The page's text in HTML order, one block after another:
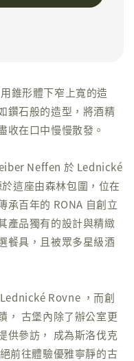
錐形體下窄上寬的造
鑽石般的造型，將酒精
收在口中慢慢散發。
Neffen 於 Lednické
這座由森林包圍，位在
承百年的 RONA 自創立
產品獨有的設計與精緻
餐具，且被眾多星級酒
Rovne ，而創
， 古堡內除了辦公室更
供參訪， 成為斯洛伐克
前往體驗優雅寧靜的古